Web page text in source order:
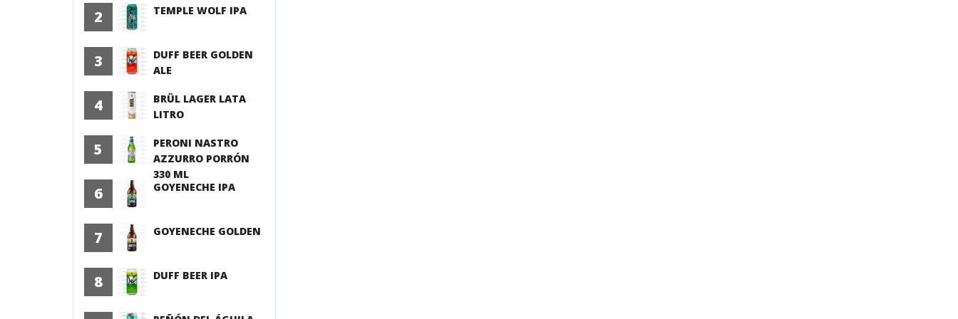
2 TEMPLE WOLF IPA
3
DUFF BEER GOLDEN
ALE
4
BRÜL LAGER LATA
LITRO
5
PERONI NASTRO
AZZURRO PORRÓN
330 ML
6 GOYENECHE IPA
7 GOYENECHE GOLDEN
8 DUFF BEER IPA